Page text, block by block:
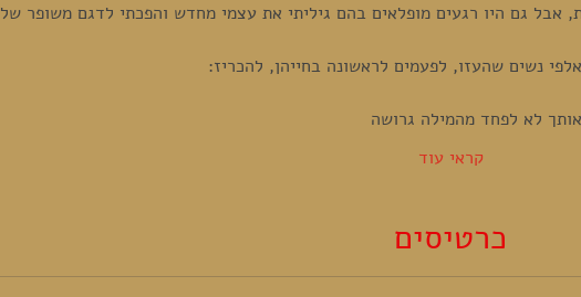
אבל גם היו רגעים מופלאים בהם גיליתי את עצמי מחדש והפכתי לדגם משופר של
נשים שהעזו, לפעמים לראשונה בחייהן, להכריז:
לא לפחד מהמילה גרושה
קראי עוד
כרטיסים